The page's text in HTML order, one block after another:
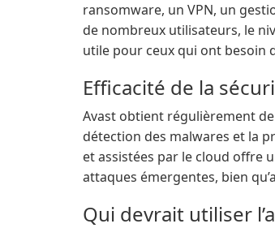
ransomware, un VPN, un
de nombreux utilisateurs, le
utile pour ceux qui ont besoin
Efficacité de la
Avast obtient régulièrement
détection des malwares et la
et assistées par le cloud offre
attaques émergentes, bien
Qui devrait utiliser